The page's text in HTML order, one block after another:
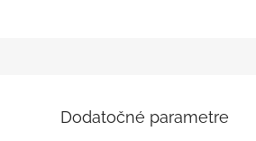
Dodatočné parametre